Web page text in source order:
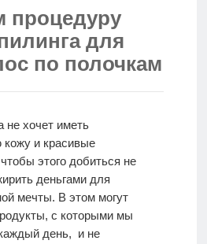
процедуру
для
по полочкам
не хочет иметь
и красивые
этого добиться не
деньгами для
мечты. В этом могут
с которыми мы
день, и не